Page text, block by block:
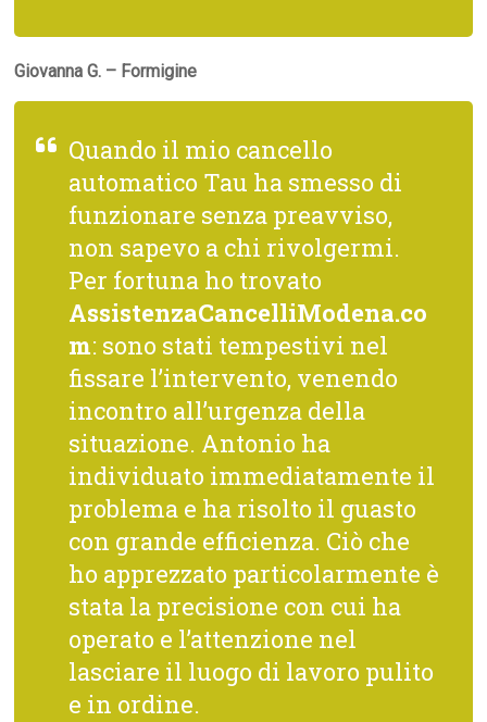
Giovanna G. – Formigine
Quando il mio cancello
automatico Tau ha smesso di
funzionare senza preavviso,
non sapevo a chi rivolgermi.
Per fortuna ho trovato
AssistenzaCancelliModena.co
m: sono stati tempestivi nel
fissare l’intervento, venendo
incontro all’urgenza della
situazione. Antonio ha
individuato immediatamente il
problema e ha risolto il guasto
con grande efficienza. Ciò che
ho apprezzato particolarmente è
stata la precisione con cui ha
operato e l’attenzione nel
lasciare il luogo di lavoro pulito
e in ordine.